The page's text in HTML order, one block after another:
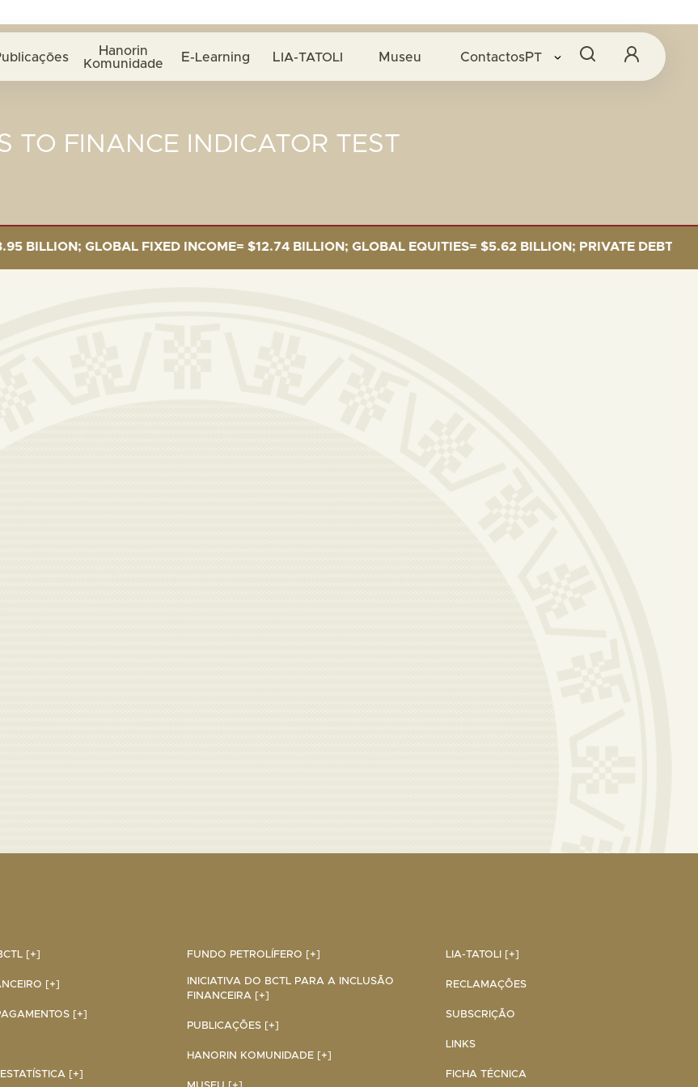
Publicações Hanorin
Komunidade E-Learning LIA-TATOLI Museu Contactos PT
TO FINANCE INDICATOR TEST
GLOBAL FIXED INCOME= $12.74 BILLION; GLOBAL EQUITIES= $5.62 BILLION; PRIVATE DEBT= $589
[+]
[+]
[+]
[+]
FUNDO PETROLÍFERO [+]
INICIATIVA DO BCTL PARA A INCLUSÃO
FINANCEIRA [+]
PUBLICAÇÕES [+]
HANORIN KOMUNIDADE [+]
LIA-TATOLI [+]
RECLAMAÇÕES
SUBSCRIÇÃO
LINKS
FICHA TÉCNICA